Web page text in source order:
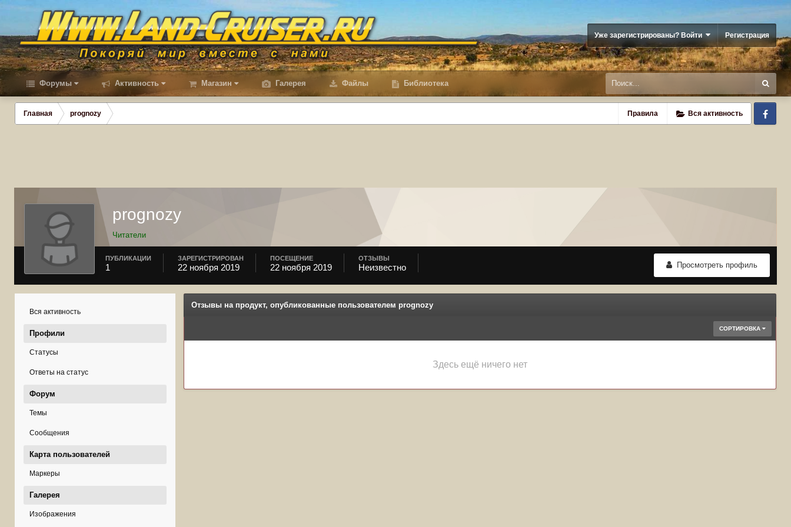
Уже зарегистрированы? Войти Регистрация
Форумы Активность Магазин Галерея Файлы Библиотека
Правила Вся активность
Главная prognozy
prognozy
Читатели
Просмотреть профиль
ПУБЛИКАЦИИ
1
ЗАРЕГИСТРИРОВАН
22 ноября 2019
ПОСЕЩЕНИЕ
22 ноября 2019
ОТЗЫВЫ
Неизвестно
Вся активность
Профили
Статусы
Ответы на статус
Форум
Темы
Сообщения
Карта пользователей
Маркеры
Галерея
Изображения
Отзывы на продукт, опубликованные пользователем prognozy
СОРТИРОВКА
Здесь ещё ничего нет